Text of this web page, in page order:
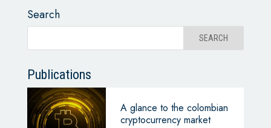
Search
Publications
A glance to the colombian
cryptocurrency market